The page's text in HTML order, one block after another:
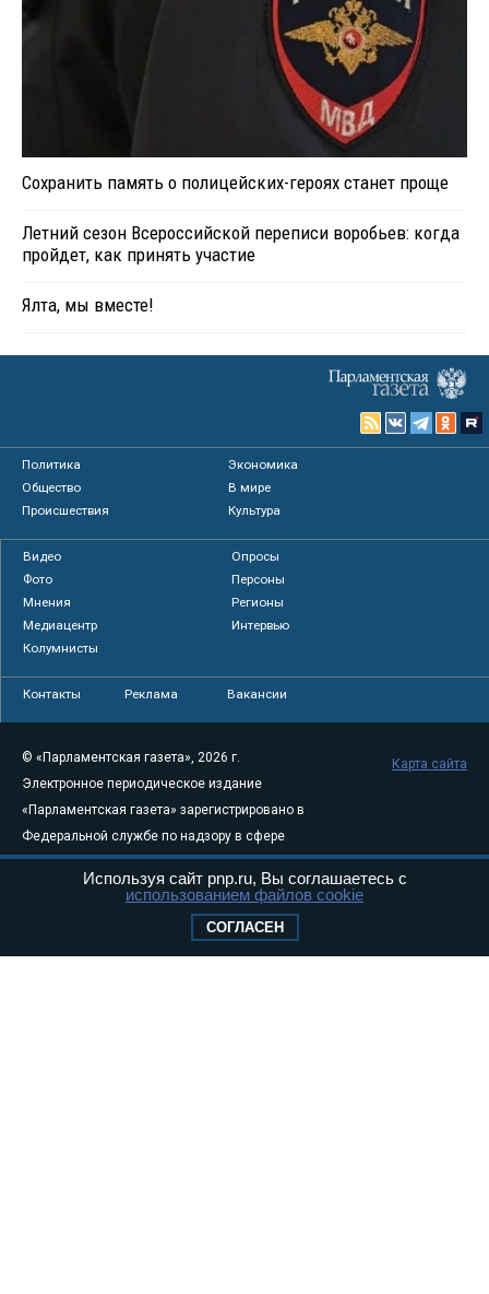
Сохранить память о полицейских-героях станет проще
Летний сезон Всероссийской переписи воробьев: когда
пройдет, как принять участие
Ялта, мы вместе!
Политика
Экономика
Общество
В мире
Происшествия
Культура
Видео
Опросы
Фото
Персоны
Мнения
Регионы
Медиацентр
Интервью
Колумнисты
Контакты Реклама Вакансии
© «Парламентская газета», 2026 г.
Электронное периодическое издание
«Парламентская газета» зарегистрировано в
Федеральной службе по надзору в сфере
связи, информационных технологий и
массовых коммуникаций (Роскомнадзор) 05
Свидетельство о регистрации Эл № ФС77-
Карта сайта
Используя сайт pnp.ru, Вы соглашаетесь с
использованием файлов cookie
СОГЛАСЕН